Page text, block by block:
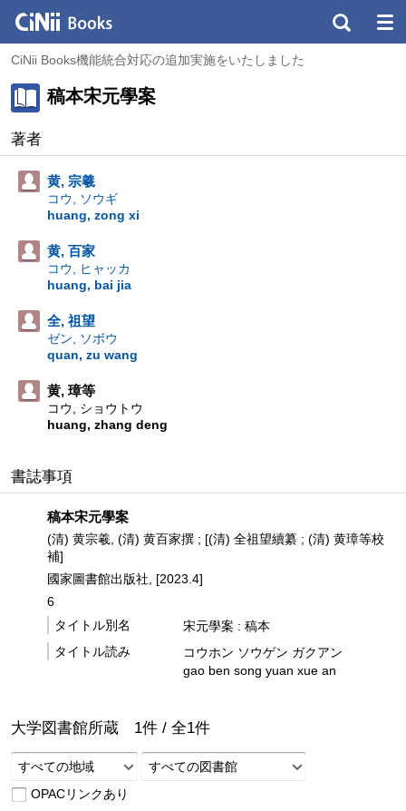
CiNii Books機能統合対応の追加実施をいたしました
稿本宋元學案
著者
黄, 宗羲
コウ, ソウギ
huang, zong xi
黄, 百家
コウ, ヒャッカ
huang, bai jia
全, 祖望
ゼン, ソボウ
quan, zu wang
黄, 璋等
コウ, ショウトウ
huang, zhang deng
書誌事項
稿本宋元學案
(清) 黄宗羲, (清) 黄百家撰 ; [(清) 全祖望續纂 ; (清) 黄璋等校
補]
國家圖書館出版社, [2023.4]
6
タイトル別名
宋元學案 : 稿本
タイトル読み
コウホン ソウゲン ガクアン
gao ben song yuan xue an
大学図書館所蔵 1件 / 全1件
すべての地域
すべての図書館
OPACリンクあり